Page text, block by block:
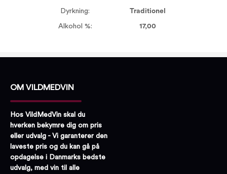
Dyrkning: Traditionel
Alkohol %: 17,00
OM VILDMEDVIN
Hos VildMedVin skal du
hverken bekymre dig om pris
eller udvalg - Vi garanterer den
laveste pris og du kan gå på
opdagelse i Danmarks bedste
udvalg, med vin til alle